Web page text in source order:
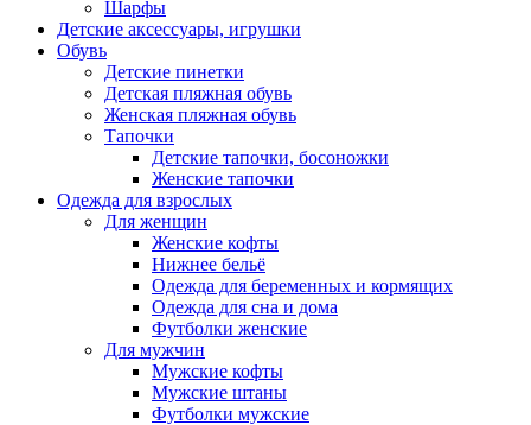
Шарфы
Детские аксессуары, игрушки
Обувь
Детские пинетки
Детская пляжная обувь
Женская пляжная обувь
Тапочки
Детские тапочки, босоножки
Женские тапочки
Одежда для взрослых
Для женщин
Женские кофты
Нижнее бельё
Одежда для беременных и кормящих
Одежда для сна и дома
Футболки женские
Для мужчин
Мужские кофты
Мужские штаны
Футболки мужские